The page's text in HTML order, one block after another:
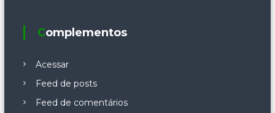
Complementos
Acessar
Feed de posts
Feed de comentários